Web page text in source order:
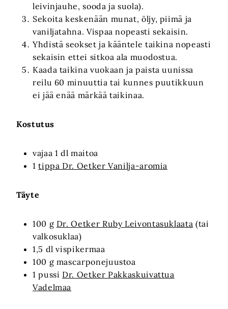
leivinjauhe, sooda ja suola).
Sekoita keskenään munat, öljy, piimä ja
vaniljatahna. Vispaa nopeasti sekaisin.
Yhdistä seokset ja kääntele taikina nopeasti
sekaisin ettei sitkoa ala muodostua.
Kaada taikina vuokaan ja paista uunissa
reilu 60 minuuttia tai kunnes puutikkuun
ei jää enää märkää taikinaa.
Kostutus
vajaa 1 dl maitoa
1tippa Dr. Oetker Vanilja-aromia
Täyte
100 g Dr. Oetker Ruby Leivontasuklaata (tai
valkosuklaa)
1,5 dl vispikermaa
100 g mascarponejuustoa
1 pussi Dr. Oetker Pakkaskuivattua
Vadelmaa